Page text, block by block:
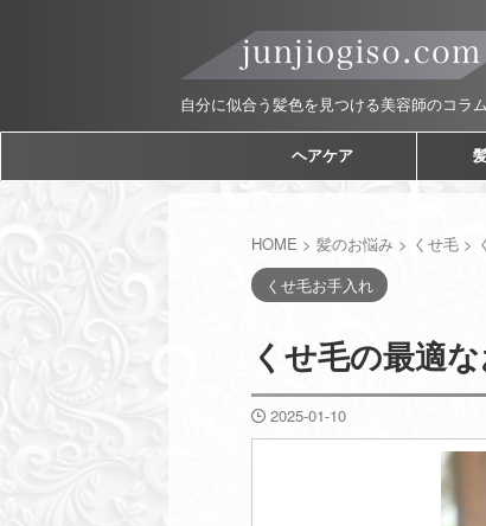
自分に似合う髪色を見つける美容師のコラム
ヘアケア
HOME > 髪のお悩み > くせ毛 >
くせ毛お手入れ
くせ毛の最適
2025-01-10